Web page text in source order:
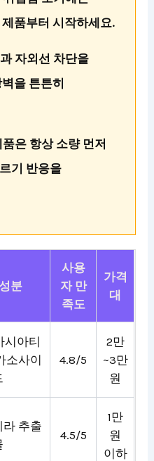
품부터 시작하세요.
자외선 차단을
을 튼튼히
은 항상 소량 먼저
기 반응을
분
사용
자 만
족도
가격
대
시아티
소사이
4.8/5
2만
~3만
원
라 추출
4.5/5
1만
원
이하